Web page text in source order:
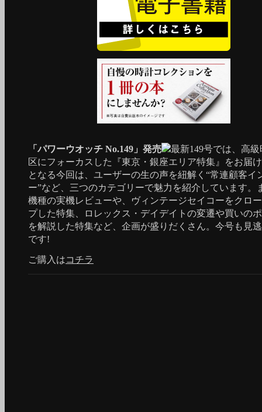
「パワーウオッチ No.149」発売
最新149号では、高
区にフォーカスした『東京・銀座エリア特集』をお届
となる今回は、ユーザーの生の声を紐解く“常連顧客イ
ー”など、三つのカテゴリーで魅力を紹介しています。
機種の実機レビューや、ヴィンテージセイコーをクロ
プした特集、ロレックス・デイデイトの変遷や買いの
を解説した特集など、企画が盛りだくさん。今号も見
です!
ご購入はコチラ